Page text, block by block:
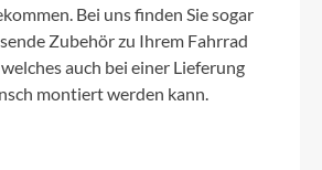
Comfort Trail Bar, 700mm
Bei uns finden Sie sogar
Zubehör zu Ihrem Fahrrad
auch bei einer Lieferung
montiert werden kann.